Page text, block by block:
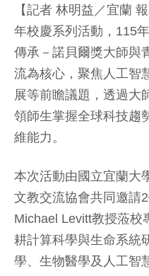
【記者 林明益／宜蘭
年校慶系列活動，115
傳承－諾貝爾獎大師與
流為核心，聚焦人工智
展等前瞻議題，透過大
領師生掌握全球科技趨
維能力。
本次活動由國立宜蘭大
文教交流協會共同邀請
Michael Levitt教授蒞校
耕計算科學與生命系統
學、生物醫學及人工智